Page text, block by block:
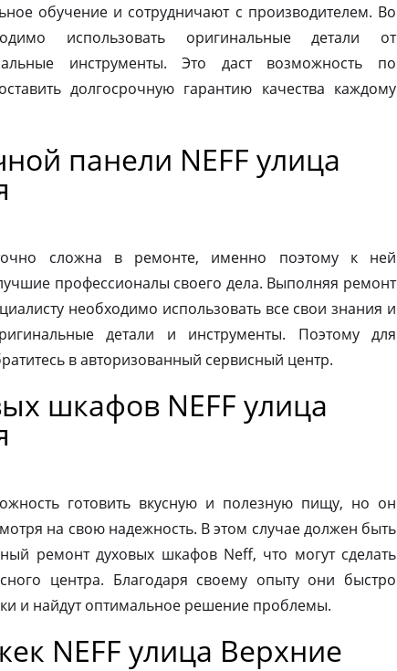
обучение и сотрудничают с производителем. Во
использовать оригинальные детали от
инструменты. Это даст возможность по
долгосрочную гарантию качества каждому
панели NEFF улица
сложна в ремонте, именно поэтому к ней
профессионалы своего дела. Выполняя ремонт
необходимо использовать все свои знания и
детали и инструменты. Поэтому для
в авторизованный сервисный центр.
шкафов NEFF улица
готовить вкусную и полезную пищу, но он
на свою надежность. В этом случае должен быть
ремонт духовых шкафов Neff, что могут сделать
центра. Благодаря своему опыту они быстро
и найдут оптимальное решение проблемы.
NEFF улица Верхние